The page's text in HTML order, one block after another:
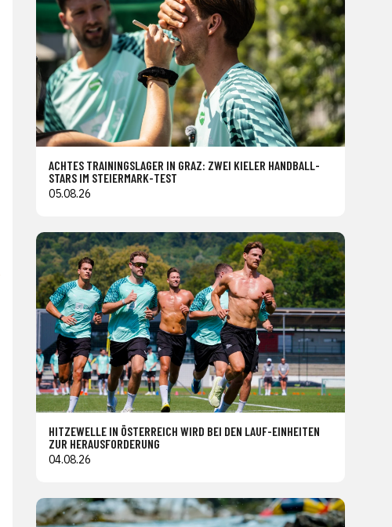
ACHTES TRAININGSLAGER IN GRAZ: ZWEI KIELER HANDBALL-
STARS IM STEIERMARK-TEST
05.08.26
HITZEWELLE IN ÖSTERREICH WIRD BEI DEN LAUF-EINHEITEN
ZUR HERAUSFORDERUNG
04.08.26